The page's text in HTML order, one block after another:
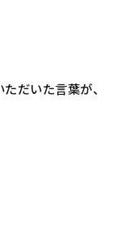
だいた言葉が、